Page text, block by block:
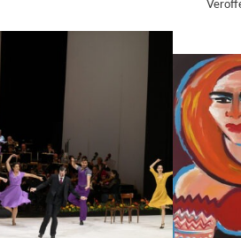
T
O
N
Z
E
R
K
R
I
H
V
I
L
I
I
N
B
E